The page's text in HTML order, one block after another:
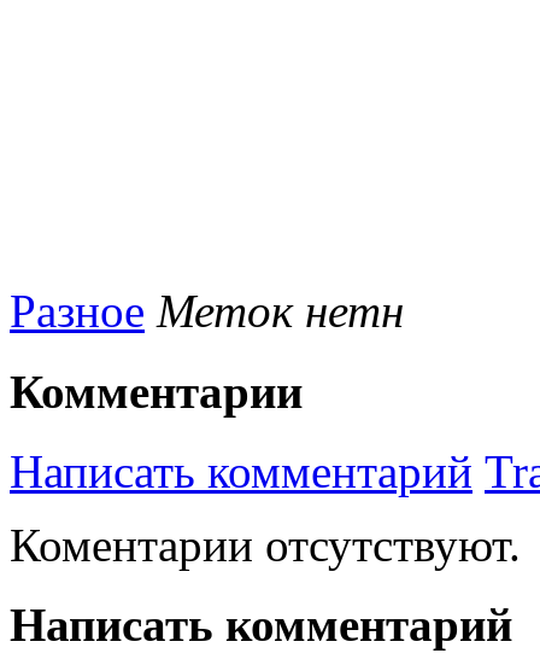
Разное Меток нетн
Комментарии
Написать комментарий
Коментарии отсутствуют.
Написать комментарий